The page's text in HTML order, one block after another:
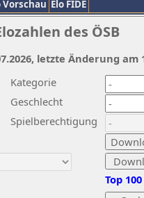
Vorschau Elo FIDE
des ÖSB
Kategorie
Geschlecht
Spielberechtigung
Top 100
letzte Änderung